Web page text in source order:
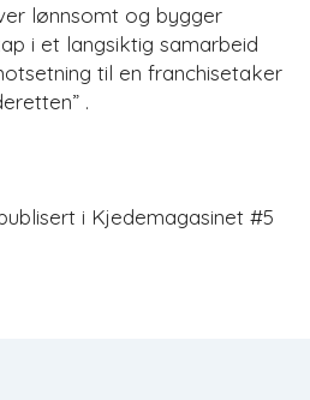
lønnsomt og bygger
i et langsiktig samarbeid
til en franchisetaker
.
i Kjedemagasinet #5